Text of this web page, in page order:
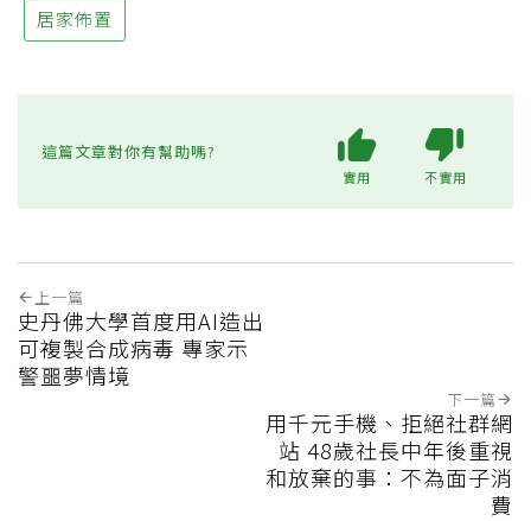
居家佈置
這篇文章對你有幫助嗎?
實用 不實用
上一篇
史丹佛大學首度用AI造出
可複製合成病毒 專家示
警噩夢情境
下一篇
用千元手機、拒絕社群網
站 48歲社長中年後重視
和放棄的事：不為面子消
費